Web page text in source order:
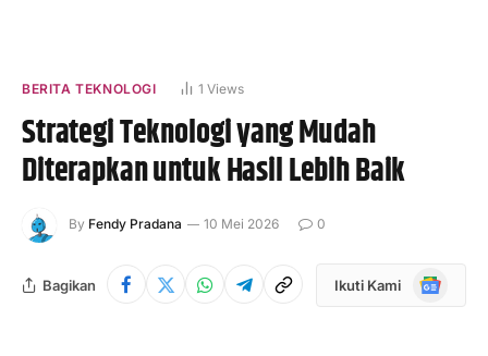
BERITA TEKNOLOGI 1 Views
Strategi Teknologi yang Mudah
Diterapkan untuk Hasil Lebih Baik
By Fendy Pradana 10 Mei 2026 0
Bagikan Ikuti Kami
Google